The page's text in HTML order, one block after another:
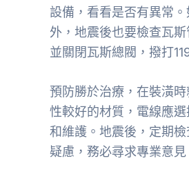
設備，看看是否有異常
外，地震後也要檢查瓦
並關閉瓦斯總閥，撥打
預防勝於治療，在裝潢
性較好的材質，電線應
和維護。地震後，定期
疑慮，務必尋求專業意